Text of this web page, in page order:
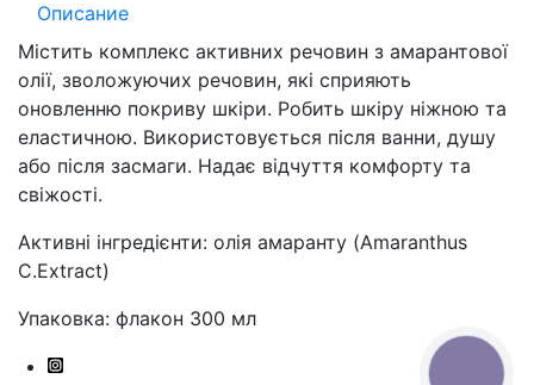
Описание
Містить комплекс активних речовин з амарантової
олії, зволожуючих речовин, які сприяють
оновленню покриву шкіри. Робить шкіру ніжною та
еластичною. Використовується після ванни, душу
або після засмаги. Надає відчуття комфорту та
свіжості.
Активні інгредієнти: олія амаранту (Amaranthus
C.Extract)
Упаковка: флакон 300 мл